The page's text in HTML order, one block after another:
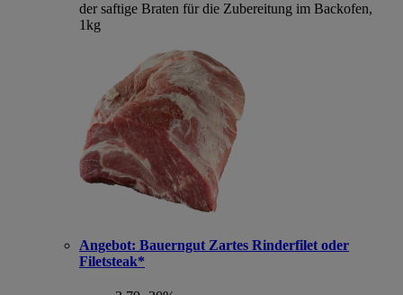
der saftige Braten für die Zubereitung im Backofen,
1kg
Angebot: Bauerngut Zartes Rinderfilet oder
Filetsteak*